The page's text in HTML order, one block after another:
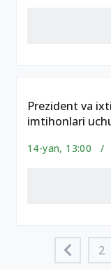
Prezident va
imtihonlari
14-yan, 13:00 /
2